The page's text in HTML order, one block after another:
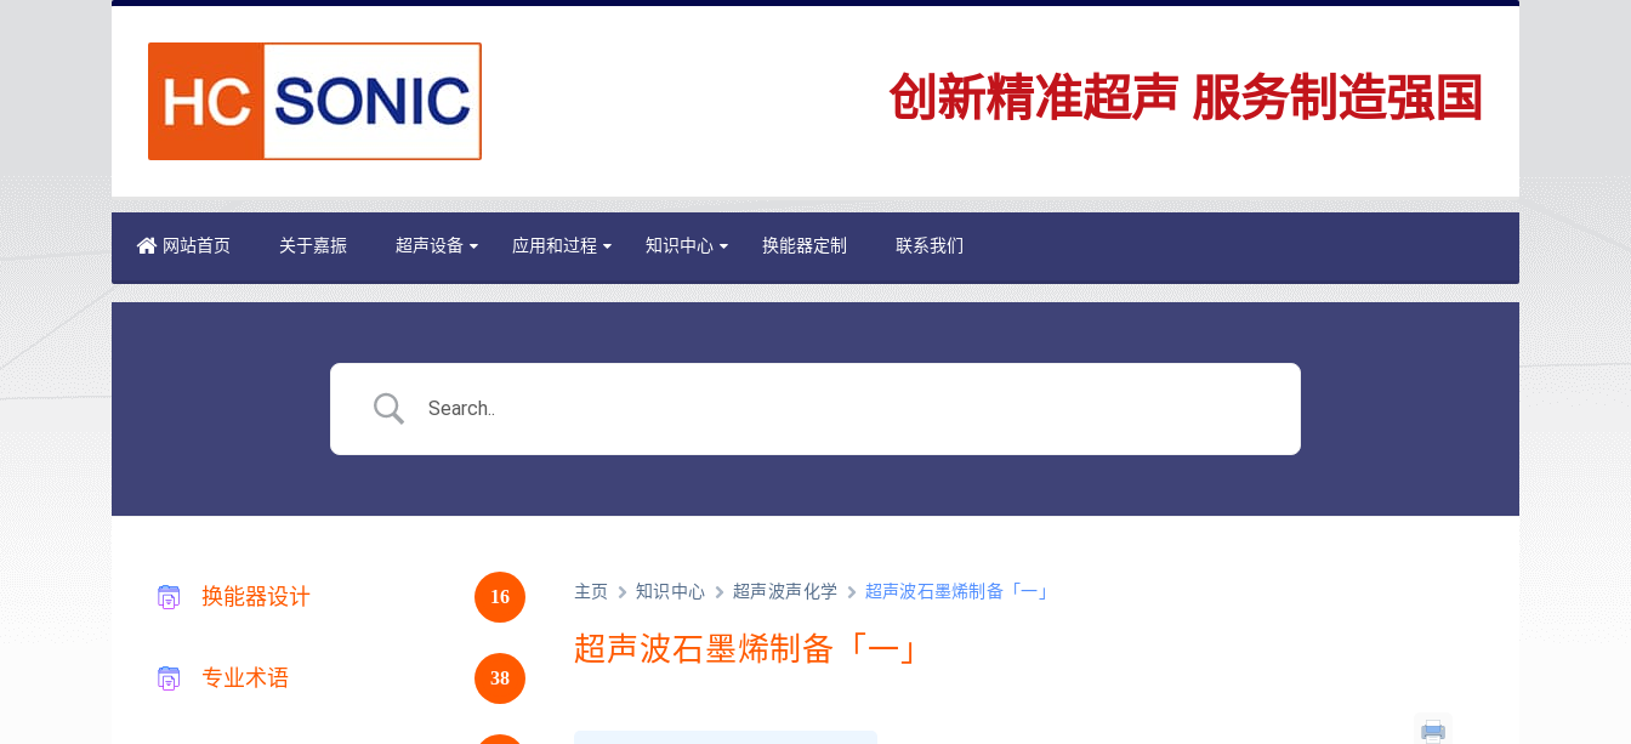
创新精准超声 服务制造强国
网站首页 关于嘉振 超声设备 应用和过程 知识中心 换能器定制 联系我们
换能器设计 16
专业术语 38
主页 知识中心 超声波声化学 超声波石墨烯制备「一」
超声波石墨烯制备「一」